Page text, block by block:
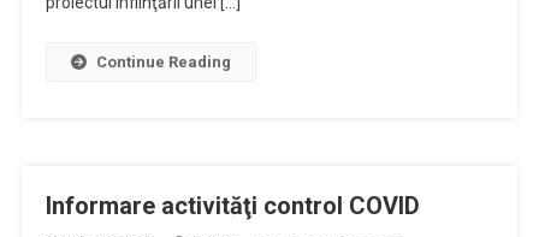
Continue Reading
Informare activităţi control COVID